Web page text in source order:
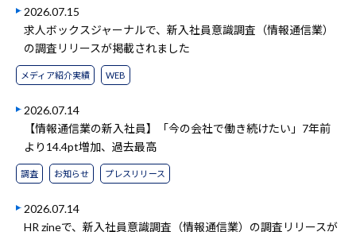
2026.07.15
求人ボックスジャーナルで、新入社員意識調査（情報通信業）
の調査リリースが掲載されました
メディア紹介実績 WEB
2026.07.14
【情報通信業の新入社員】「今の会社で働き続けたい」7年前
より14.4pt増加、過去最高
調査 お知らせ プレスリリース
2026.07.14
HR zineで、新入社員意識調査（情報通信業）の調査リリースが